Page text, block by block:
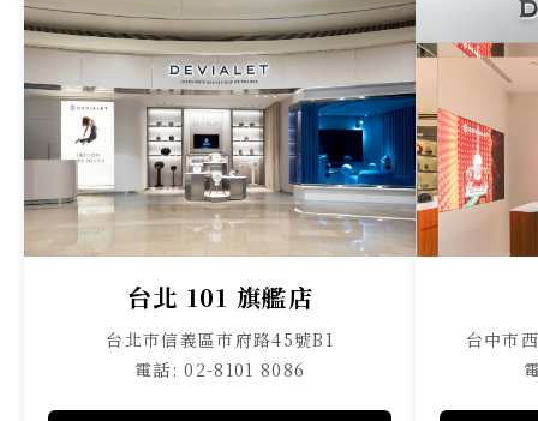
台北 101 旗艦店
台北市信義區市府路45號B1
電話: 02-8101 8086
台中市